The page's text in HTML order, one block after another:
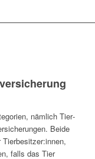
nämlich Tier­
Beide
falls das Tier